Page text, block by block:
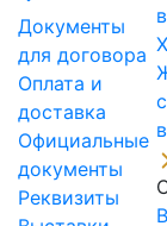
Документы
для договора
Оплата и
доставка
Официальные
документы
Реквизиты